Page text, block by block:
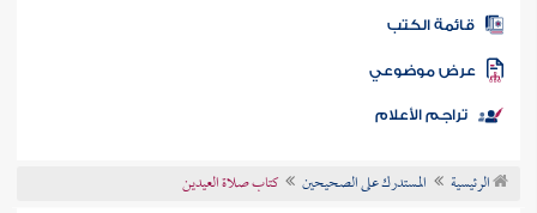
المكتبة
الكتب
موضوعي
تراجم الأعلام
الرئيسية المستدرك على الصحيحين كتاب صلاة العيدين